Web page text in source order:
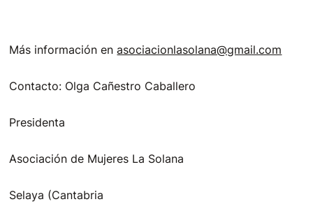
Más información enasociacionlasolana@gmail.com
Contacto: Olga Cañestro Caballero
Presidenta
Asociación de Mujeres La Solana
Selaya (Cantabria